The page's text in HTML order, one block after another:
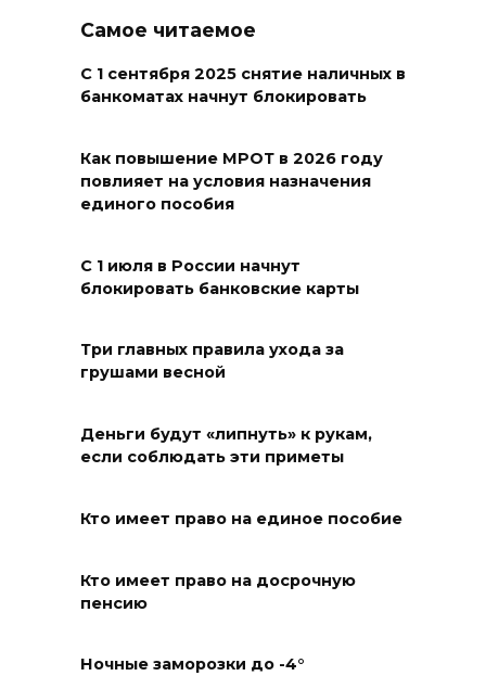
06 августа 2026 15:20
Александр Брод – о
современных подходах к
подготовке наблюдателей на
Дону
В донских школах к 1 сентября
06 августа 2026 15:10
конца года откроют 49
спортивных объектов
массовом сбое в работе
нескольких приложений
Самое читаемое
С 1 сентября 2025 снятие наличных в
банкоматах начнут блокировать
Как повышение МРОТ в 2026 году
повлияет на условия назначения
единого пособия
С 1 июля в России начнут
блокировать банковские карты
Три главных правила ухода за
грушами весной
Деньги будут «липнуть» к рукам,
если соблюдать эти приметы
Кто имеет право на единое пособие
Кто имеет право на досрочную
пенсию
Ночные заморозки до -4°